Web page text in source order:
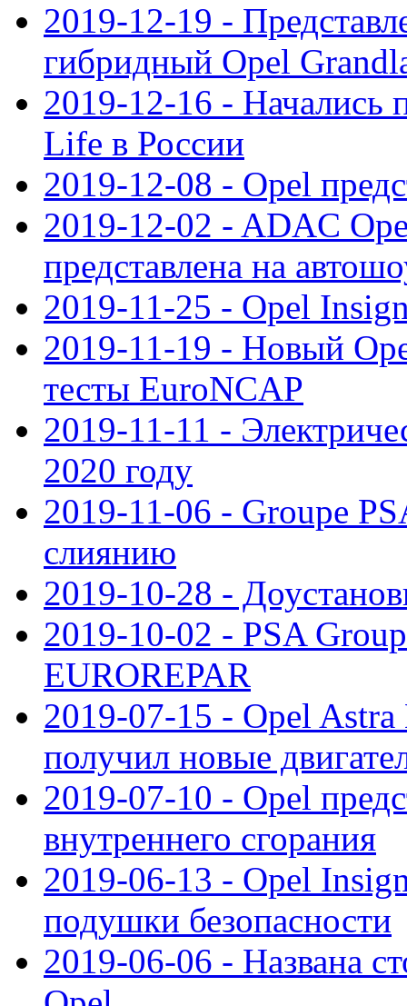
2019-12-19 -
гибридный Opel
2019-12-16 - Начались
Life в России
2019-12-08 - Opel
2019-12-02 - ADAC
представлена на
2019-11-25 - Opel
2019-11-19 - Новый
тесты EuroNCAP
2019-11-11 -
2020 году
2019-11-06 - Groupe
слиянию
2019-10-28 -
2019-10-02 - PSA
EUROREPAR
2019-07-15 - Opel Astra
получил новые
2019-07-10 - Opel
внутреннего сгорания
2019-06-13 - Opel
подушки безопасности
2019-06-06 - Названа